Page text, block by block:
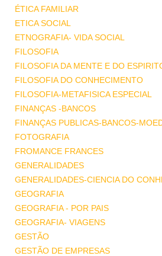
ÉTICA FAMILIAR
ETICA SOCIAL
ETNOGRAFIA- VIDA SOCIAL
FILOSOFIA
FILOSOFIA DA MENTE E DO
FILOSOFIA DO CONHECIMENTO
FILOSOFIA-METAFISICA ESPECIAL
FINANÇAS -BANCOS
FINANÇAS PUBLICAS-BANCOS-
FOTOGRAFIA
FROMANCE FRANCES
GENERALIDADES
GENERALIDADES-CIENCIA DO
GEOGRAFIA
GEOGRAFIA - POR PAIS
GEOGRAFIA- VIAGENS
GESTÃO
GESTÃO DE EMPRESAS